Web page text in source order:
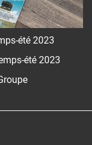
été 2023
été 2023